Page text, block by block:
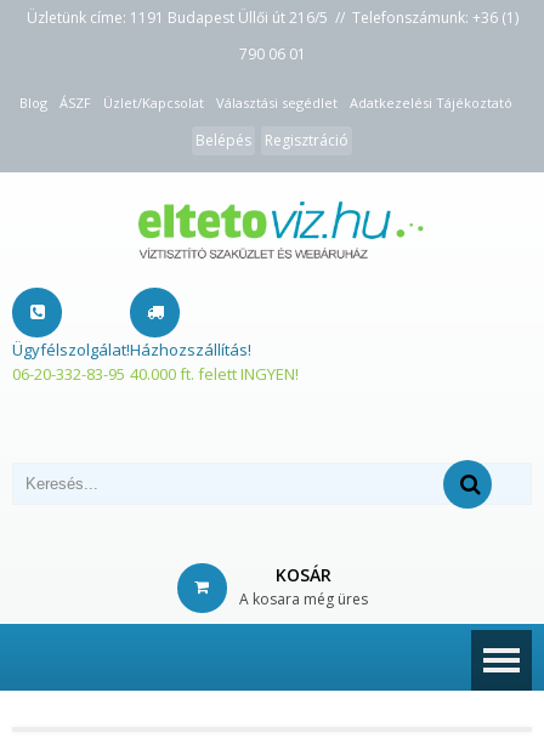
Üzletünk címe: 1191 Budapest Üllői út 216/5 // Telefonszámunk: +36 (1)
790 06 01
Blog ÁSZF Üzlet/Kapcsolat Választási segédlet Adatkezelési Tájékoztató
Belépés Regisztráció
Ügyfélszolgálat!
06-20-332-83-95
Házhozszállítás!
40.000 ft. felett INGYEN!
KOSÁR
A kosara még üres